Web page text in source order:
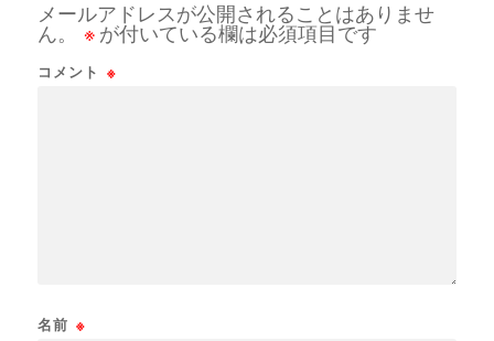
メールアドレスが公開されることはありませ
ん。
※ が付いている欄は必須項目です
コメント ※
名前 ※